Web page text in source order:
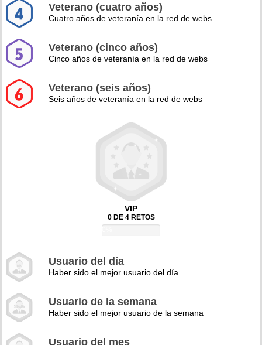
Veterano (cuatro años)
Cuatro años de veteranía en la red de webs
Veterano (cinco años)
Cinco años de veteranía en la red de webs
Veterano (seis años)
Seis años de veteranía en la red de webs
VIP
0 DE 4 RETOS
Usuario del día
Haber sido el mejor usuario del día
Usuario de la semana
Haber sido el mejor usuario de la semana
Usuario del mes